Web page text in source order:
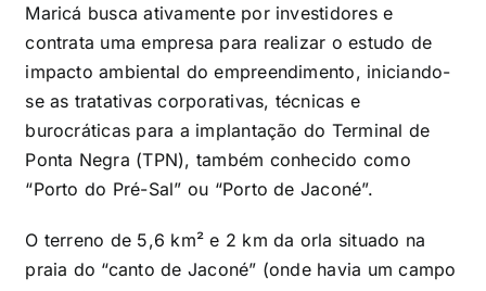
Maricá busca ativamente por investidores e
contrata uma empresa para realizar o estudo de
impacto ambiental do empreendimento, iniciando-
se as tratativas corporativas, técnicas e
burocráticas para a implantação do Terminal de
Ponta Negra (TPN), também conhecido como
“Porto do Pré-Sal” ou “Porto de Jaconé”.
O terreno de 5,6 km² e 2 km da orla situado na
praia do “canto de Jaconé” (onde havia um campo